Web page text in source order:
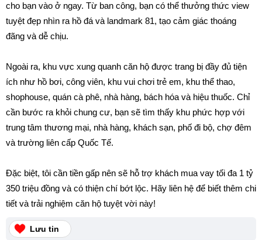
cho bạn vào ở ngay. Từ ban công, bạn có thể thưởng thức view
tuyệt đẹp nhìn ra hồ đá và landmark 81, tạo cảm giác thoáng
đãng và dễ chịu.
Ngoài ra, khu vực xung quanh căn hộ được trang bị đầy đủ tiện
ích như hồ bơi, công viên, khu vui chơi trẻ em, khu thể thao,
shophouse, quán cà phê, nhà hàng, bách hóa và hiệu thuốc. Chỉ
cần bước ra khỏi chung cư, bạn sẽ tìm thấy khu phức hợp với
trung tâm thương mại, nhà hàng, khách sạn, phố đi bộ, chợ đêm
và trường liên cấp Quốc Tế.
Đặc biệt, tôi cần tiền gấp nên sẽ hỗ trợ khách mua vay tối đa 1 tỷ
350 triệu đồng và có thiện chí bớt lộc. Hãy liên hệ để biết thêm chi
tiết và trải nghiệm căn hộ tuyệt vời này!
Lưu tin